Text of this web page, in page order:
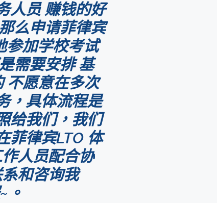
人员 赚钱的好
么申请菲律宾
参加学校考试
需要安排 基
不愿意在多次
，具体流程是
给我们，我们
菲律宾LTO 体
人员配合协
和咨询我
。